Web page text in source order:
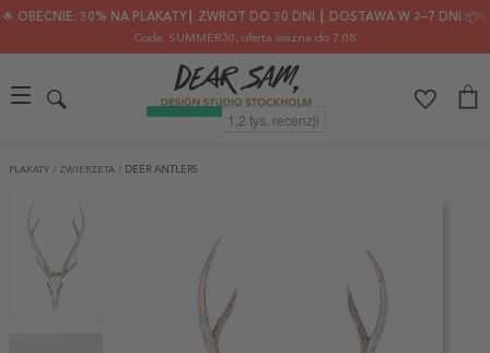
🌟 OBECNIE: 30% NA PLAKATY┃ ZWROT DO 30 DNI ┃ DOSTAWA W 2–7 DNI 📦✨
Code: SUMMER30, oferta ważna do 7.08
PLAKATY / ZWIERZETA / DEER ANTLERS